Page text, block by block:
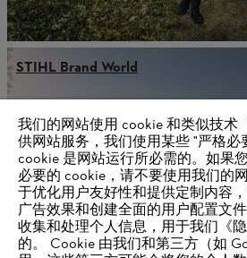
STIHL Brand World
供应商信息
产品
联系方式
职业生涯
举报系统
我们的网站使用 cookie 和类似技术
供网站服务，我们使用某些 "严格必
cookie 是网站运行所必需的。如果
必要的 cookie，请不要使用我们的
于优化用户友好性和提供定制内容，
广告效果和创建全面的用户配置文
收集和处理个人信息，用于我们《
的。 Cookie 由我们和第三方（如